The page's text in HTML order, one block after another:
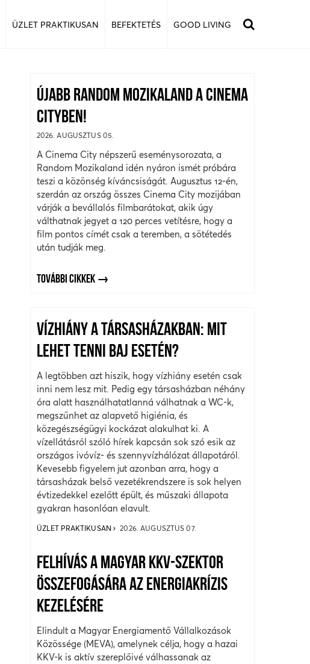
ÜZLET PRAKTIKUSAN BEFEKTETÉS GOOD LIVING
ÚJABB RANDOM MOZIKALAND A CINEMA
CITYBEN!
2026. AUGUSZTUS 05.
A Cinema City népszerű eseménysorozata, a
Random Mozikaland idén nyáron ismét próbára
teszi a közönség kíváncsiságát. Augusztus 12-én,
szerdán az ország összes Cinema City mozijában
várják a bevállalós filmbarátokat, akik úgy
válthatnak jegyet a 120 perces vetítésre, hogy a
film pontos címét csak a teremben, a sötétedés
után tudják meg.
TOVÁBBI CIKKEK
VÍZHIÁNY A TÁRSASHÁZAKBAN: MIT
LEHET TENNI BAJ ESETÉN?
A legtöbben azt hiszik, hogy vízhiány esetén csak
inni nem lesz mit. Pedig egy társasházban néhány
óra alatt használhatatlanná válhatnak a WC-k,
megszűnhet az alapvető higiénia, és
közegészségügyi kockázat alakulhat ki. A
vízellátásról szóló hírek kapcsán sok szó esik az
országos ivóvíz- és szennyvízhálózat állapotáról.
Kevesebb figyelem jut azonban arra, hogy a
társasházak belső vezetékrendszere is sok helyen
évtizedekkel ezelőtt épült, és műszaki állapota
gyakran hasonlóan elavult.
ÜZLET PRAKTIKUSAN 2026. AUGUSZTUS 07.
FELHÍVÁS A MAGYAR KKV-SZEKTOR
ÖSSZEFOGÁSÁRA AZ ENERGIAKRÍZIS
KEZELÉSÉRE
Elindult a Magyar Energiamentő Vállalkozások
Közössége (MEVA), amelynek célja, hogy a hazai
KKV-k is aktív szereplőivé válhassanak az